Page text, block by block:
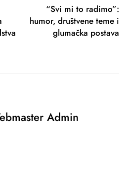
“Svi mi to radimo”:
humor, društvene teme i
glumačka postava
Admin